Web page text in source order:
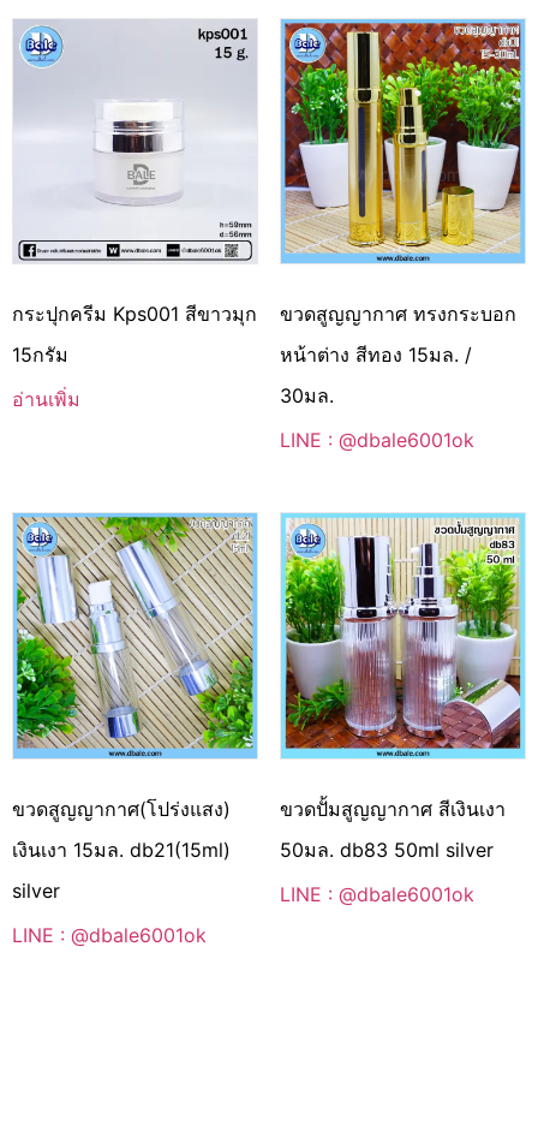
กระปุกครีม Kps001 สีขาวมุก
15กรัม
อ่านเพิ่ม
ขวดสูญญากาศ ทรงกระบอก
หน้าต่าง สีทอง 15มล. /
30มล.
LINE : @dbale6001ok
ขวดสูญญากาศ(โปร่งแสง)
เงินเงา 15มล. db21(15ml)
silver
LINE : @dbale6001ok
ขวดปั้มสูญญากาศ สีเงินเงา
50มล. db83 50ml silver
LINE : @dbale6001ok